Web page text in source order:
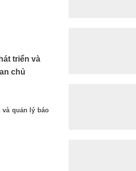
triển và
chủ
quản lý báo